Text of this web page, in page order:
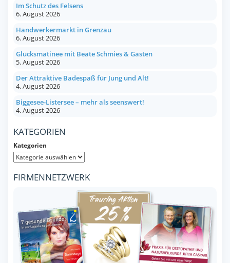
Im Schutz des Felsens
6. August 2026
Handwerkermarkt in Grenzau
6. August 2026
Glücksmatinee mit Beate Schmies & Gästen
5. August 2026
Der Attraktive Badespaß für Jung und Alt!
4. August 2026
Biggesee-Listersee – mehr als seenswert!
4. August 2026
KATEGORIEN
Kategorien
FIRMENNETZWERK